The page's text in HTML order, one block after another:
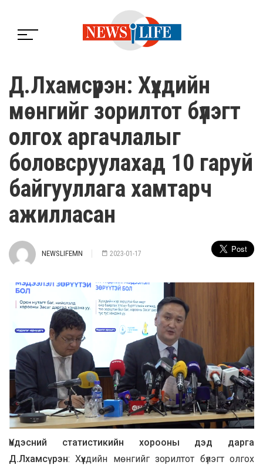
Д.Лхамсүрэн: Хүүхдийн
мөнгийг зорилтот бүлэгт
олгох аргачлалыг
боловсруулахад 10 гаруй
байгууллага хамтарч
ажилласан
NEWSLIFEMN 2023-01-17
Үндэсний статистикийн хорооны дэд дарга
Д.Лхамсүрэн: Хүүхдийн мөнгийг зорилтот бүлэгт олгох